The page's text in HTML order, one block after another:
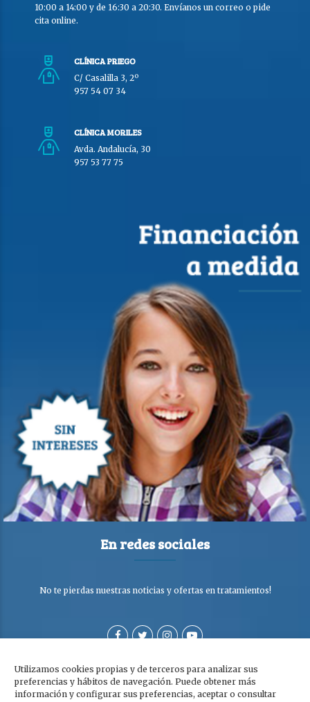
Utilizamos cookies propias y de terceros para analizar sus
preferencias y hábitos de navegación. Puede obtener más
información y configurar sus preferencias, aceptar o consultar
10:00 a 14:00 y de 16:30 a 20:30. Envíanos un correo o pide
cita online.
CLÍNICA PRIEGO
C/ Casalilla 3, 2º
957 54 07 34
CLÍNICA MORILES
Avda. Andalucía, 30
957 53 77 75
En redes sociales
No te pierdas nuestras noticias y ofertas en tratamientos!